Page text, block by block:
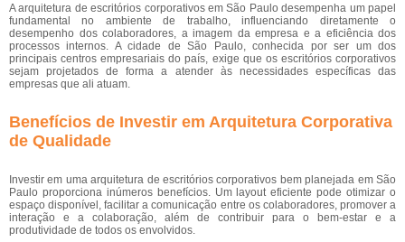
A arquitetura de escritórios corporativos em São Paulo desempenha um papel
fundamental no ambiente de trabalho, influenciando diretamente o
desempenho dos colaboradores, a imagem da empresa e a eficiência dos
processos internos. A cidade de São Paulo, conhecida por ser um dos
principais centros empresariais do país, exige que os escritórios corporativos
sejam projetados de forma a atender às necessidades específicas das
empresas que ali atuam.
Benefícios de Investir em Arquitetura Corporativa
de Qualidade
Investir em uma arquitetura de escritórios corporativos bem planejada em São
Paulo proporciona inúmeros benefícios. Um layout eficiente pode otimizar o
espaço disponível, facilitar a comunicação entre os colaboradores, promover a
interação e a colaboração, além de contribuir para o bem-estar e a
produtividade de todos os envolvidos.